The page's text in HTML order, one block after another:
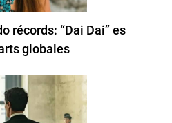
récords: “Dai Dai” es
globales